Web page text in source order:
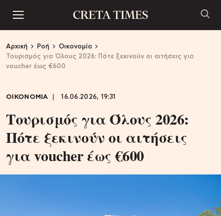
Αρχική Ροή
Οικονομία
Τουρισμός για Όλους 2026: Πότε ξεκινούν οι αιτήσεις για
voucher έως €600
ΟΙΚΟΝΟΜΙΑ 16.06.2026, 19:31
Τουρισμός για Όλους 2026:
Πότε ξεκινούν οι αιτήσεις
για voucher έως €600